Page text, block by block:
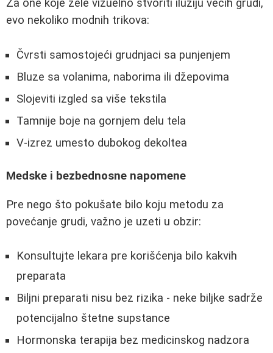
Za one koje žele vizuelno stvoriti iluziju većih grudi,
evo nekoliko modnih trikova:
Čvrsti samostojeći grudnjaci sa punjenjem
Bluze sa volanima, naborima ili džepovima
Slojeviti izgled sa više tekstila
Tamnije boje na gornjem delu tela
V-izrez umesto dubokog dekoltea
Medske i bezbednosne napomene
Pre nego što pokušate bilo koju metodu za
povećanje grudi, važno je uzeti u obzir:
Konsultujte lekara pre korišćenja bilo kakvih
preparata
Biljni preparati nisu bez rizika - neke biljke sadrže
potencijalno štetne supstance
Hormonska terapija bez medicinskog nadzora